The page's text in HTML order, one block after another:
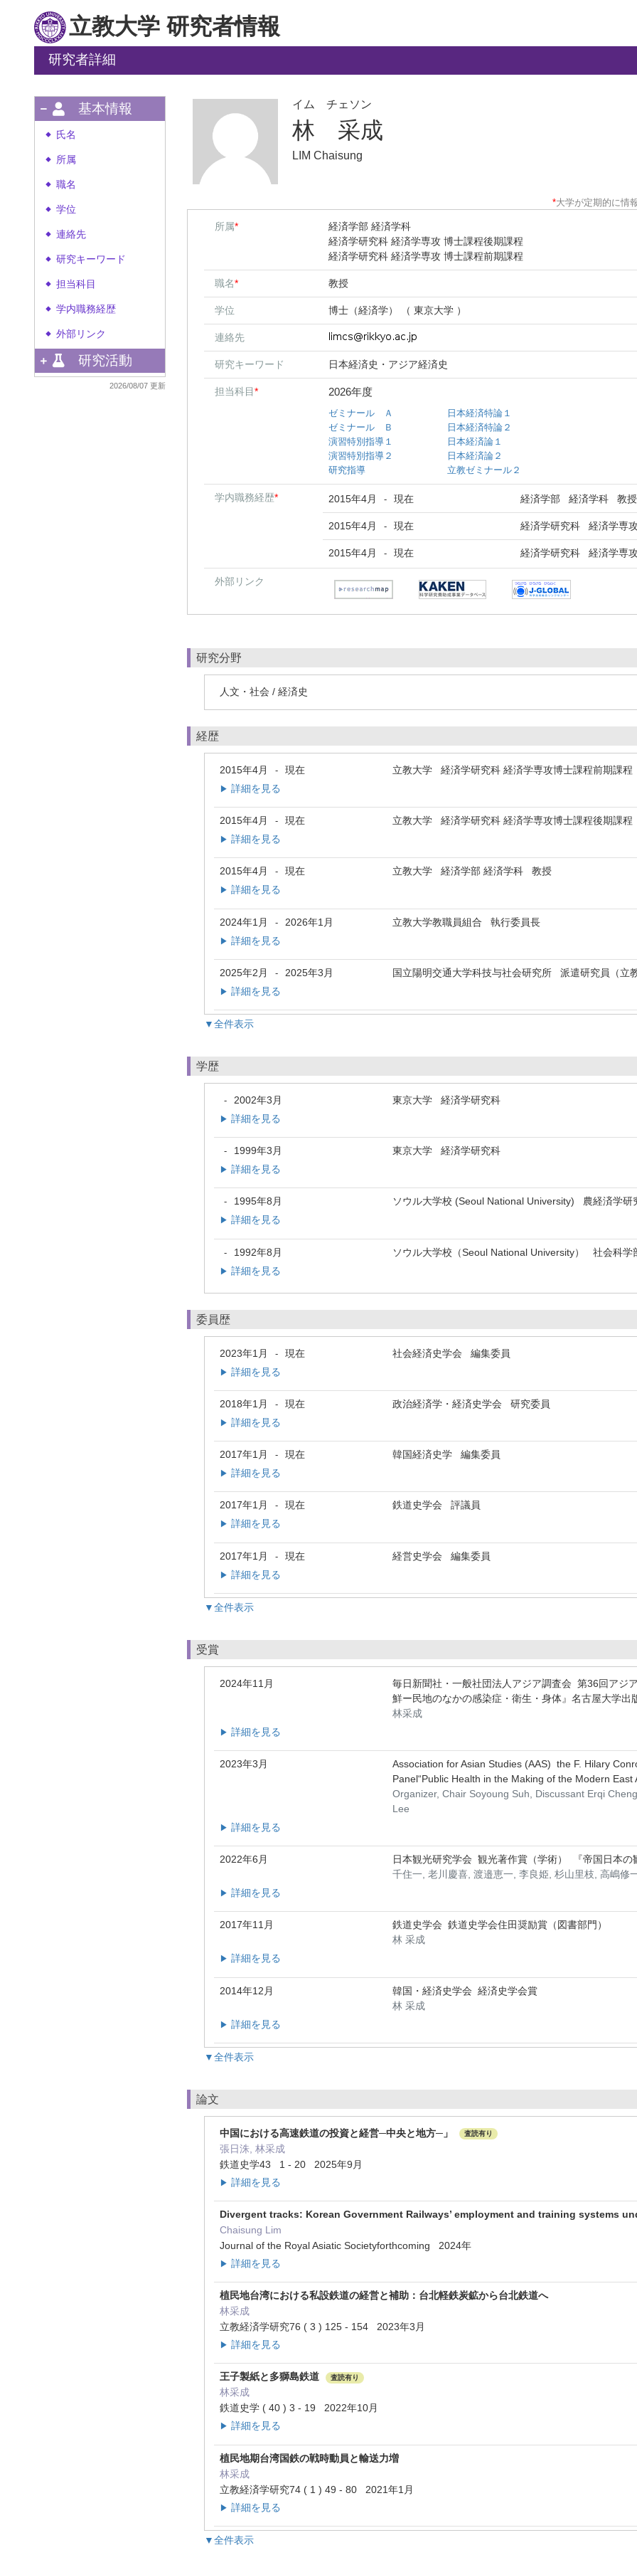
立教大学 研究者情報
研究者詳細
基本情報
◆ 氏名
◆ 所属
◆ 職名
◆ 学位
◆ 連絡先
◆ 研究キーワード
◆ 担当科目
◆ 学内職務経歴
◆ 外部リンク
研究活動
2026/08/07 更新
イム チェソン
林 采成
LIM Chaisung
*大学が定期的に情
所属*
経済学部 経済学科
経済学研究科 経済学専攻 博士課程後期課程
経済学研究科 経済学専攻 博士課程前期課程
職名* 教授
学位 博士（経済学） （ 東京大学 ）
連絡先
研究キーワード 日本経済史・アジア経済史
担当科目* 2026年度
ゼミナール Ａ
ゼミナール Ｂ
演習特別指導１
演習特別指導２
研究指導
日本経済特論１
日本経済特論２
日本経済論１
日本経済論２
立教ゼミナール２
学内職務経歴* 2015年4月 - 現在 経済学部 経済学科 教授
2015年4月 - 現在 経済学研究科 経済学専
2015年4月 - 現在 経済学研究科 経済学専
外部リンク
研究分野
人文・社会 / 経済史
経歴
2015年4月 - 現在 立教大学 経済学研究科 経済学専攻博士課程前期課
▶ 詳細を見る
2015年4月 - 現在 立教大学 経済学研究科 経済学専攻博士課程後期課
▶ 詳細を見る
2015年4月 - 現在 立教大学 経済学部 経済学科 教授
▶ 詳細を見る
2024年1月 - 2026年1月 立教大学教職員組合 執行委員長
▶ 詳細を見る
2025年2月 - 2025年3月 国立陽明交通大学科技与社会研究所 派遣研究員（立
▶ 詳細を見る
▼全件表示
学歴
- 2002年3月 東京大学 経済学研究科
▶ 詳細を見る
- 1999年3月 東京大学 経済学研究科
▶ 詳細を見る
- 1995年8月 ソウル大学校 (Seoul National University) 農経済学研
▶ 詳細を見る
- 1992年8月 ソウル大学校（Seoul National University） 社会科
▶ 詳細を見る
委員歴
2023年1月 - 現在 社会経済史学会 編集委員
▶ 詳細を見る
2018年1月 - 現在 政治経済学・経済史学会 研究委員
▶ 詳細を見る
2017年1月 - 現在 韓国経済史学 編集委員
▶ 詳細を見る
2017年1月 - 現在 鉄道史学会 評議員
▶ 詳細を見る
2017年1月 - 現在 経営史学会 編集委員
▶ 詳細を見る
▼全件表示
受賞
2024年11月
毎日新聞社・一般社団法人アジア調査会 第36回アジ
鮮ー民地のなかの感染症・衛生・身体』名古屋大学出
林采成
▶ 詳細を見る
2023年3月
Association for Asian Studies (AAS) the F. Hilary
Panel“Public Health in the Making of the Modern East
Organizer, Chair Soyoung Suh, Discussant Erqi
Lee
▶ 詳細を見る
2022年6月
日本観光研究学会 観光著作賞（学術） 『帝国日本
千住一, 老川慶喜, 渡邉恵一, 李良姫, 杉山里枝, 高嶋修
▶ 詳細を見る
2017年11月
鉄道史学会 鉄道史学会住田奨励賞（図書部門）
林 采成
▶ 詳細を見る
2014年12月
韓国・経済史学会 経済史学会賞
林 采成
▶ 詳細を見る
▼全件表示
論文
中国における高速鉄道の投資と経営─中央と地方─」 査読有り
張日洙, 林采成
鉄道史学43 1 - 20 2025年9月
▶ 詳細を見る
Divergent tracks: Korean Government Railways’ employment and training systems
Chaisung Lim
Journal of the Royal Asiatic Societyforthcoming 2024年
▶ 詳細を見る
植民地台湾における私設鉄道の経営と補助：台北軽鉄炭鉱から台北鉄道へ
林采成
立教経済学研究76 ( 3 ) 125 - 154 2023年3月
▶ 詳細を見る
王子製紙と多獅島鉄道 査読有り
林采成
鉄道史学 ( 40 ) 3 - 19 2022年10月
▶ 詳細を見る
植民地期台湾国鉄の戦時動員と輸送力増
林采成
立教経済学研究74 ( 1 ) 49 - 80 2021年1月
▶ 詳細を見る
▼全件表示